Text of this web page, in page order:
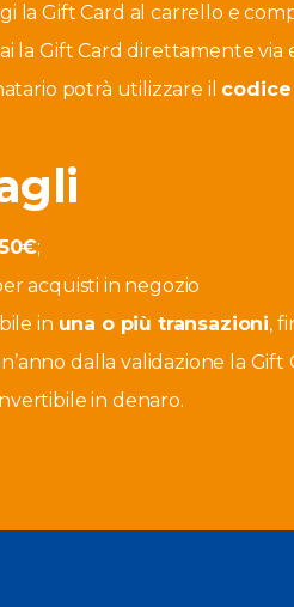
la Gift Card al carrello e
la Gift Card direttamente via
potrà utilizzare il
;
acquisti in negozio
in una o più transazioni,
dalla validazione la Gift
in denaro.